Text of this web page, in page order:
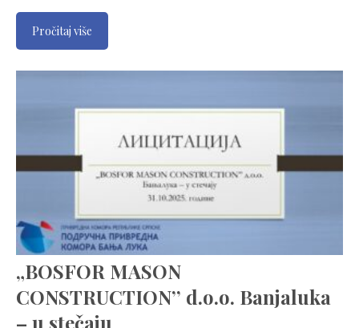
Pročitaj više
„BOSFOR MASON
CONSTRUCTION’’ d.o.o. Banjaluka
– u stečaju